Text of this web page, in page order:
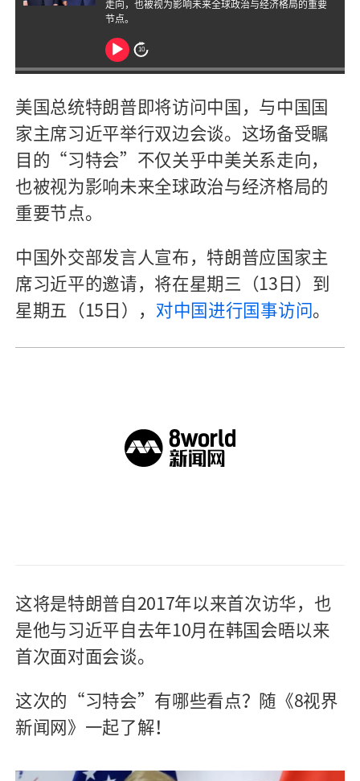
走向，也被视为影响未来全球政治与经济格局的重要
节点。
A
u
d
i
o
P
y
e
r
10
美国总统特朗普即将访问中国，与中国国
家主席习近平举行双边会谈。这场备受瞩
目的“习特会”不仅关乎中美关系走向，
也被视为影响未来全球政治与经济格局的
重要节点。
中国外交部发言人宣布，特朗普应国家主
席习近平的邀请，将在星期三（13日）到
星期五（15日）， 对中国进行国事访问。
这将是特朗普自2017年以来首次访华，也
是他与习近平自去年10月在韩国会晤以来
首次面对面会谈。
这次的“习特会”有哪些看点？随《8视界
新闻网》一起了解！